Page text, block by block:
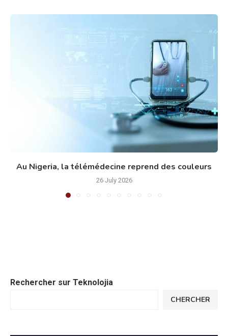
Au Nigeria, la télémédecine reprend des couleurs
26 July 2026
Rechercher sur Teknolojia
CHERCHER